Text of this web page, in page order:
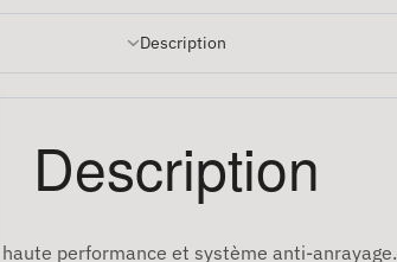
Description
Description
performance et système anti-anrayage.